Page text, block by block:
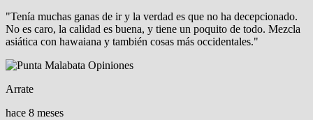
"Tenía muchas ganas de ir y la verdad es que no ha decepcionado.
No es caro, la calidad es buena, y tiene un poquito de todo. Mezcla
asiática con hawaiana y también cosas más occidentales."
Arrate
hace 8 meses